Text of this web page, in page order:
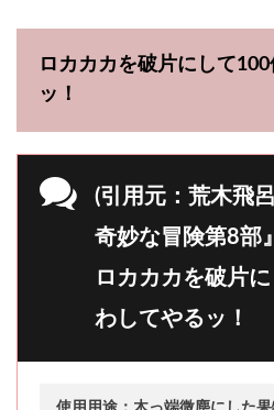
ロカカカを破片にして
ッ！
(引用元：荒木飛
奇妙な冒険第8部
ロカカカを破片
わしてやるッ！